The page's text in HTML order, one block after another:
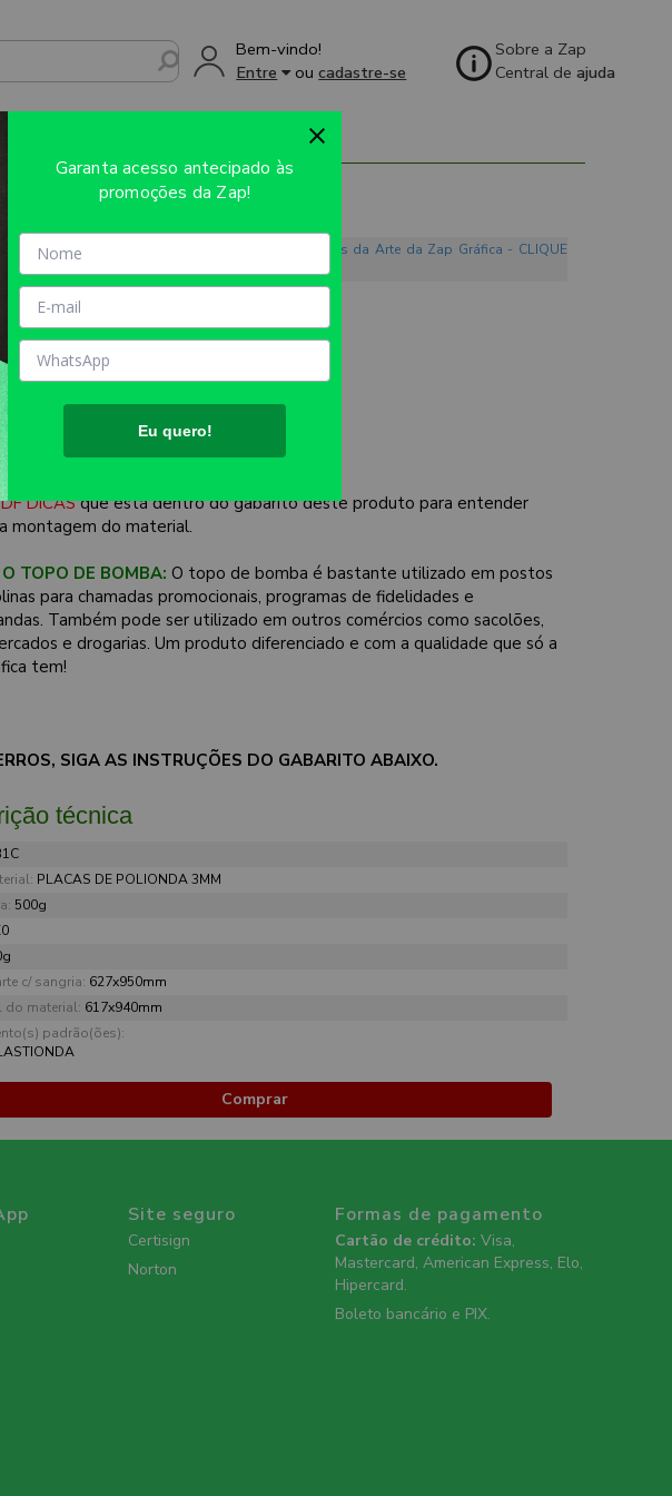
Bem-vindo!
Entre
oucadastre-se
Sobre a Zap
Central deajuda
o produto
e erros de impressão. Conheça os Mandamentos da Arte da Zap Gráfica - CLIQUE
PRIMA:Plastionda 500g - 3MM
FINAL DO PRODUTO:
IMPRESSÃO: UV
IMPORTANTES:
DICASque está dentro do gabarito deste produto para entender
montagem do material.
TOPO DE BOMBA: O topo de bomba é bastante utilizado em postos
para chamadas promocionais, programas de fidelidades e
Também pode ser utilizado em outros comércios como sacolões,
e drogarias. Um produto diferenciado e com a qualidade que só a
tem!
SIGA AS INSTRUÇÕES DO GABARITO ABAIXO.
técnica
PLACAS DE POLIONDA 3MM
500g
c/ sangria: 627x950mm
do material: 617x940mm
padrão(ões):
Comprar
Site seguro
Certisign
Norton
Formas de pagamento
Cartão de crédito: Visa,
Mastercard, American Express, Elo,
Hipercard.
Boleto bancário e PIX.
Garanta acesso antecipado às
promoções da Zap!
Eu quero!